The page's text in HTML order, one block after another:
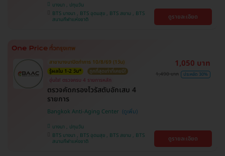
บางนา , ปทุมวัน
BTS บางนา , BTS อุดมสุข , BTS สยาม , BTS
สนามกีฬาแห่งชาติ ดูรายละเอียด
สาขาบางนาปิดทำการ 10/8/69 (1วัน)
รู้ผลใน 1-2 วัน*
ถูกที่สุดเท่าที่เคยมี!
อุ่นใจ! ตรวจครบ 4 รายการหลัก
ตรวจคัดกรองไวรัสตับอักเสบ 4
รายการ
Bangkok Anti-Aging Center
บางนา , ปทุมวัน
BTS บางนา , BTS อุดมสุข , BTS สยาม , BTS
สนามกีฬาแห่งชาติ
1,050 บาท
1,490 บาท ประหยัด 30%
ดูรายละเอียด